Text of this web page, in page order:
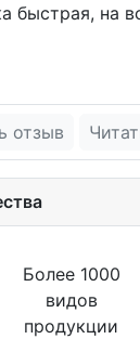
быстрая, на
отзыв
Более 1000
видов
продукции